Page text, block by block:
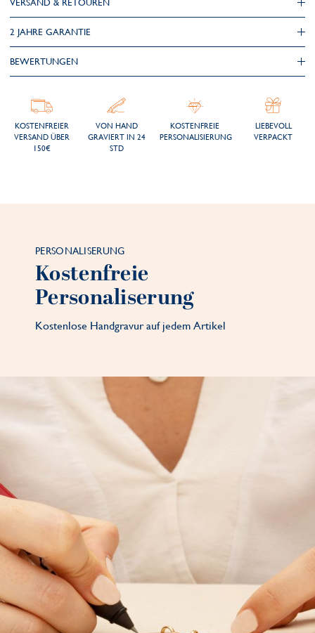
VERSAND & RETOUREN
2 JAHRE GARANTIE
BEWERTUNGEN
KOSTENFREIER
VERSAND ÜBER
150€
VON HAND
GRAVIERT IN 24
STD
KOSTENFREIE
PERSONALISIERUNG
LIEBEVOLL
VERPACKT
PERSONALISERUNG
Kostenfreie
Personaliserung
Kostenlose Handgravur auf jedem Artikel